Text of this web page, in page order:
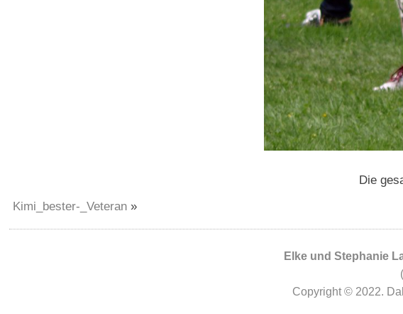
Die
Kimi_bester-_Veteran »
Elke und Stephanie
Copyright © 2022.